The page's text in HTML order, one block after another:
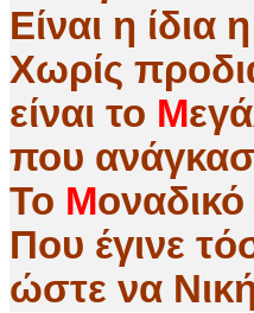
Είναι η
Χωρίς
είναι το Μ
που
Το Μ
Που έγινε
ώστε να